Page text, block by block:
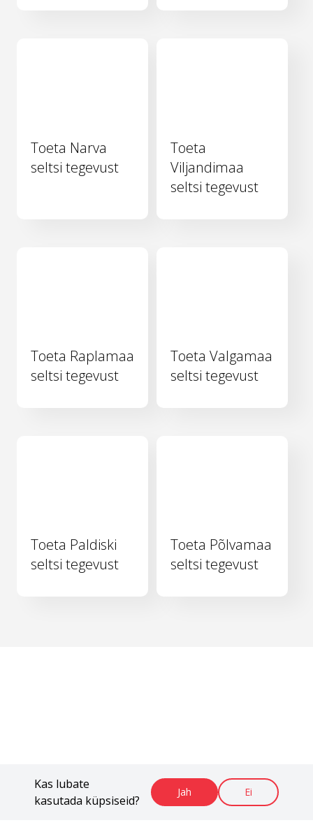
Kas lubate
kasutada küpsiseid?
Jah Ei
Toeta Narva
seltsi tegevust
Toeta
Viljandimaa
seltsi tegevust
Toeta Raplamaa
seltsi tegevust
Toeta Valgamaa
seltsi tegevust
Toeta Paldiski
seltsi tegevust
Toeta Põlvamaa
seltsi tegevust